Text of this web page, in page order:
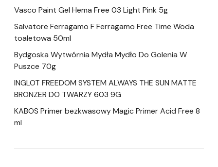
Vasco Paint Gel Hema Free 03 Light Pink 5g
Salvatore Ferragamo F Ferragamo Free Time Woda
toaletowa 50ml
Bydgoska Wytwórnia Mydła Mydło Do Golenia W
Puszce 70g
INGLOT FREEDOM SYSTEM ALWAYS THE SUN MATTE
BRONZER DO TWARZY 603 9G
KABOS Primer bezkwasowy Magic Primer Acid Free 8
ml